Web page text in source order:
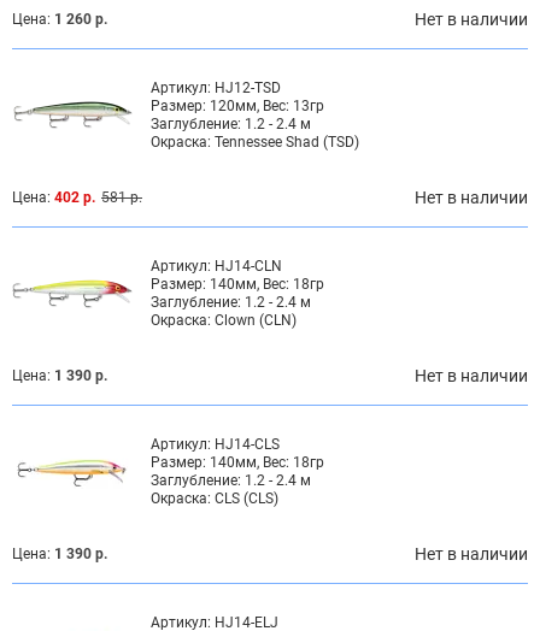
Цена: 1 260 р. Нет в наличии
Артикул: HJ12-TSD
Размер: 120мм, Вес: 13гр
Заглубление: 1.2 - 2.4 м
Окраска: Tennessee Shad (TSD)
Цена: 402 р. 581 р. Нет в наличии
Артикул: HJ14-CLN
Размер: 140мм, Вес: 18гр
Заглубление: 1.2 - 2.4 м
Окраска: Clown (CLN)
Цена: 1 390 р. Нет в наличии
Артикул: HJ14-CLS
Размер: 140мм, Вес: 18гр
Заглубление: 1.2 - 2.4 м
Окраска: CLS (CLS)
Цена: 1 390 р. Нет в наличии
Артикул: HJ14-ELJ